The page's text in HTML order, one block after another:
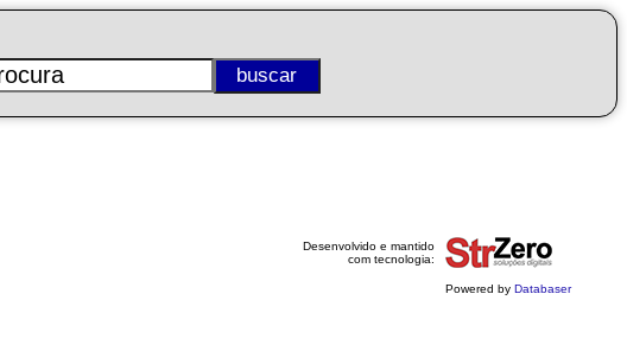
Desenvolvido e mantido
com tecnologia:
Powered by Databaser